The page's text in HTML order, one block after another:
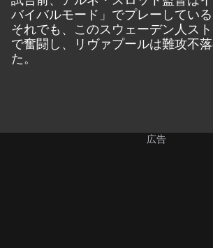
バイバルモード」でプレーしている
それでも、このスウェーデン人ス
で奮闘し、リヴァプールは難攻不
た。